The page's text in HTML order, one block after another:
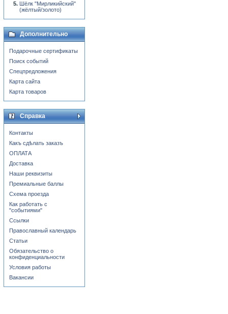
Шёлк "Мирликийский"
(жёлтый/золото)
Дополнительно
Подарочные сертификаты
Поиск событий
Спецпредложения
Карта сайта
Карта товаров
Справка
Контакты
Какъ сдѣлать заказъ
ОПЛАТА
Доставка
Наши реквизиты
Премиальные баллы
Схема проезда
Как работать с
"событиями"
Ссылки
Православный календарь
Статьи
Обязательство о
конфиденциальности
Условия работы
Вакансии